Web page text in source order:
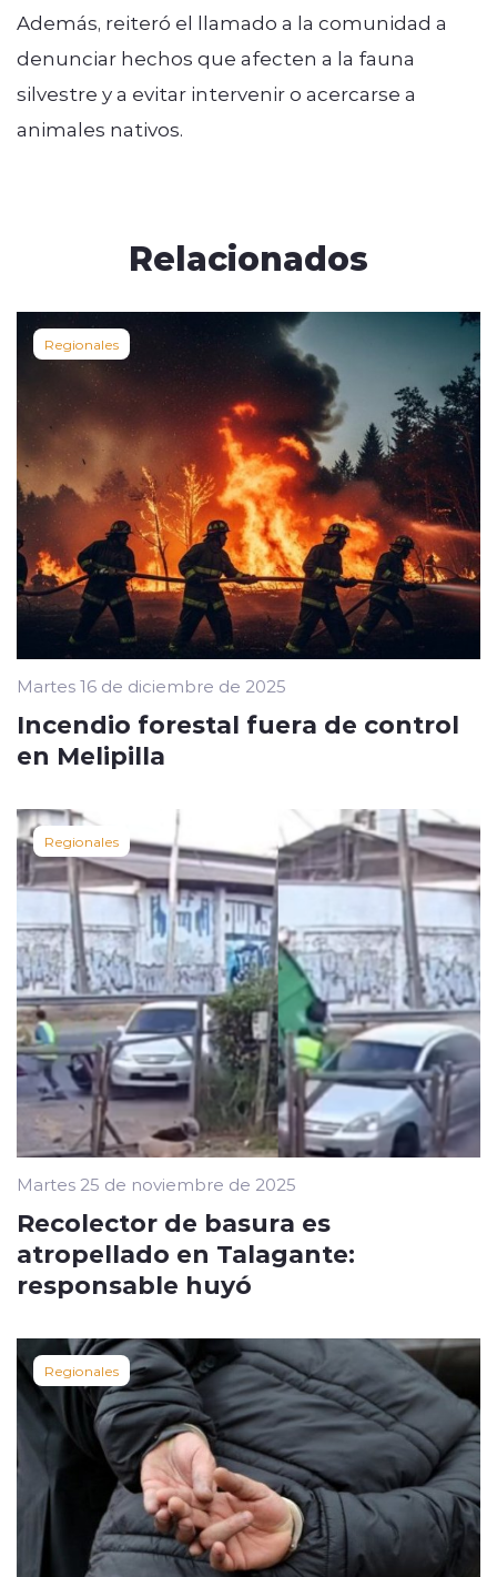
Además, reiteró el llamado a la comunidad a
denunciar hechos que afecten a la fauna
silvestre y a evitar intervenir o acercarse a
animales nativos.
Relacionados
Regionales
Martes 16 de diciembre de 2025
Incendio forestal fuera de control
en Melipilla
Regionales
Martes 25 de noviembre de 2025
Recolector de basura es
atropellado en Talagante:
responsable huyó
Regionales